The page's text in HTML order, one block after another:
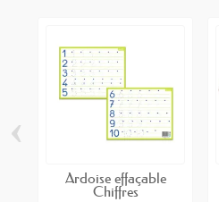
Ardoise effaçable
Chiffres
‹